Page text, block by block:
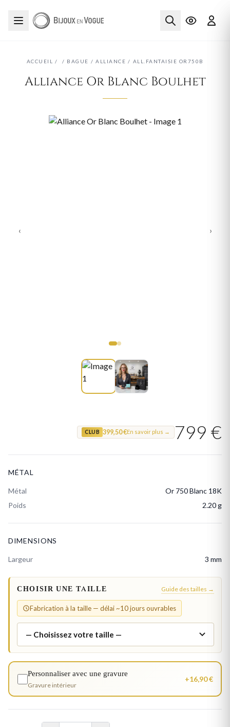
ACCUEIL / / BAGUE / ALLIANCE / ALL.FANTAISIE OR750B
Alliance Or Blanc Boulhet
‹ ›
CLUB 399,50 €En savoir plus → 799 €
MÉTAL
Métal
Or 750 Blanc 18K
Poids
2.20 g
DIMENSIONS
Largeur 3 mm
CHOISIR UNE TAILLE Guide des tailles →
Fabrication à la taille — délai ~10 jours ouvrables
Personnaliser avec une gravure
Gravure intérieur
+16,90 €